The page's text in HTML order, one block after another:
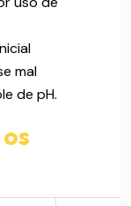
mal
de pH.